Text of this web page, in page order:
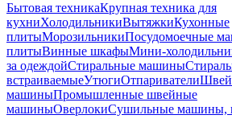
Бытовая техникаКрупная техника для
кухниХолодильникиВытяжкиКухонные
плитыМорозильникиПосудомоечные
плитыВинные шкафыМини-
за одеждойСтиральные машины
встраиваемыеУтюгиОтпариватели
машиныПромышленные швейные
машиныОверлокиСушильные машины,